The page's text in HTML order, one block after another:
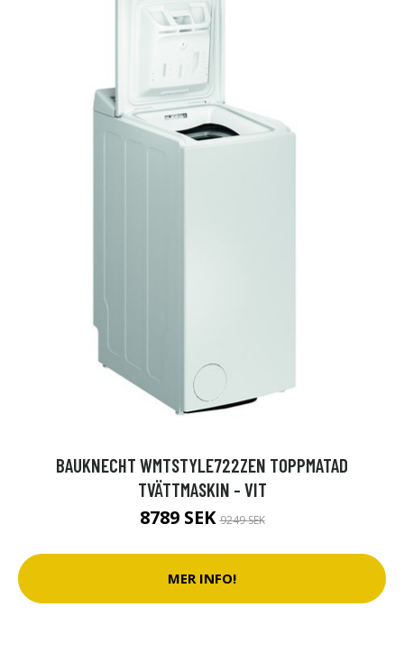
BAUKNECHT WMTSTYLE722ZEN TOPPMATAD
TVÄTTMASKIN - VIT
8789 SEK9249 SEK
MER INFO!